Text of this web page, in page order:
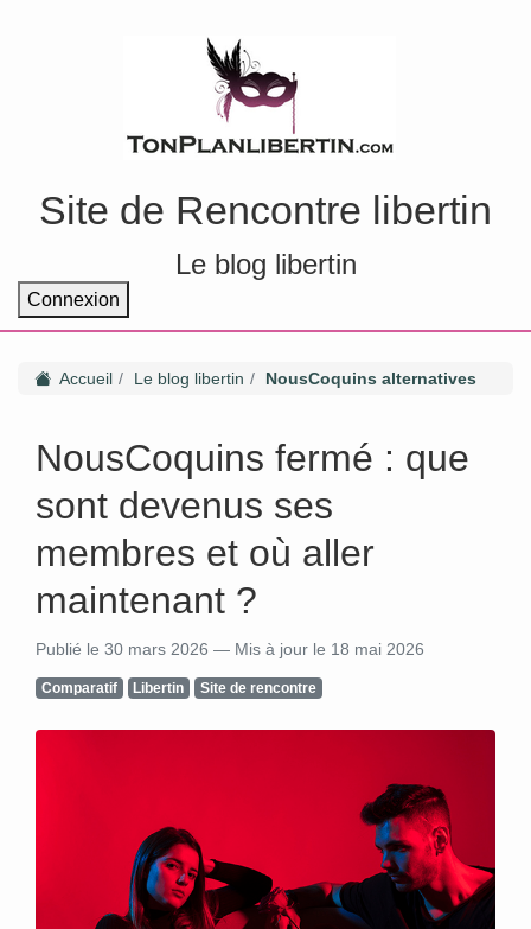
Site de Rencontre libertin
Le blog libertin
Connexion
Accueil Le blog libertin NousCoquins alternatives
NousCoquins fermé : que
sont devenus ses
membres et où aller
maintenant ?
Publié le 30 mars 2026 — Mis à jour le 18 mai 2026
Comparatif Libertin Site de rencontre